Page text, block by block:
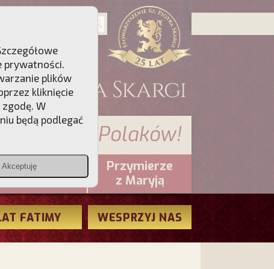
sumienia Polaków!
PCh24.pl
Przymierze
z Maryją
FATIMY WESPRZYJ NAS
prywatności.
plików
kliknięcie
zgodę. W
będą podlegać
Akceptuję